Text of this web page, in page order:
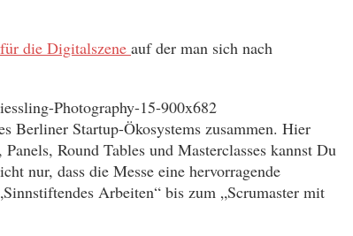
die Digitalszene auf der man sich nach
Berliner Startup-Ökosystems zusammen. Hier
Round Tables und Masterclasses kannst Du
nur, dass die Messe eine hervorragende
Arbeiten“ bis zum „Scrumaster mit